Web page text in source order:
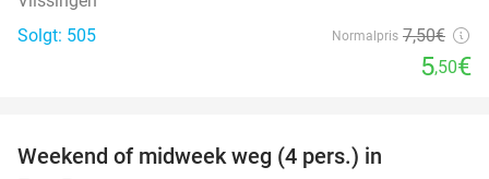
Solgt: 505
Normalpris 7,50€
5,50€
Weekend of midweek weg (4 pers.) in